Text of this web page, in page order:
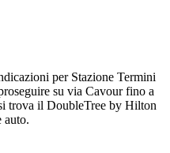
per Stazione Termini
su via Cavour fino a
trova il DoubleTree by Hilton
auto.